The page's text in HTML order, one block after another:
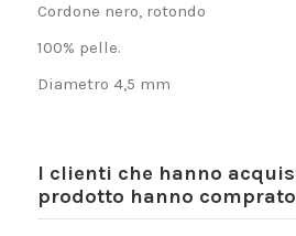
Cordone nero, rotondo
100% pelle.
Diametro 4,5 mm
I clienti che hanno
prodotto hanno